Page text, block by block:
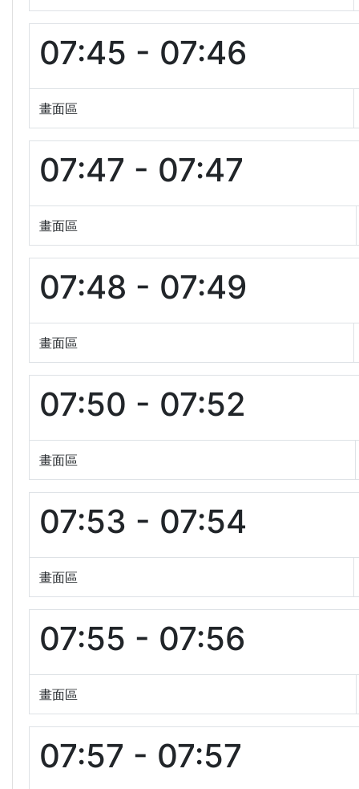
07:45 - 07:46
畫面區
07:47 - 07:47
畫面區
07:48 - 07:49
畫面區
07:50 - 07:52
畫面區
07:53 - 07:54
畫面區
07:55 - 07:56
畫面區
07:57 - 07:57